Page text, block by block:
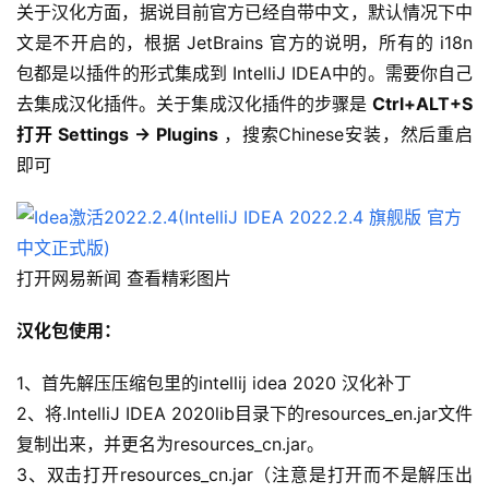
关于汉化方面，据说目前官方已经自带中文，默认情况下中
文是不开启的，根据 JetBrains 官方的说明，所有的 i18n
包都是以插件的形式集成到 IntelliJ IDEA中的。需要你自己
去集成汉化插件。关于集成汉化插件的步骤是 Ctrl+ALT+S
打开 Settings -> Plugins ，搜索Chinese安装，然后重启
即可
打开网易新闻 查看精彩图片
汉化包使用：
1、首先解压压缩包里的intellij idea 2020 汉化补丁
2、将.IntelliJ IDEA 2020lib目录下的resources_en.jar文件
复制出来，并更名为resources_cn.jar。
3、双击打开resources_cn.jar（注意是打开而不是解压出